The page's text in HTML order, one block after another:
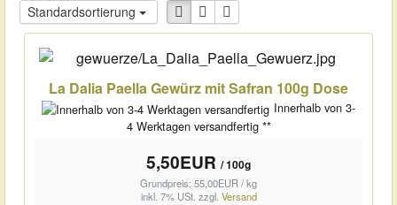
Standardsortierung
La Dalia Paella Gewürz mit Safran 100g Dose
Innerhalb von 3-
4 Werktagen versandfertig **
5,50EUR / 100g
Grundpreis: 55,00EUR / kg
inkl. 7% USt. zzgl. Versand